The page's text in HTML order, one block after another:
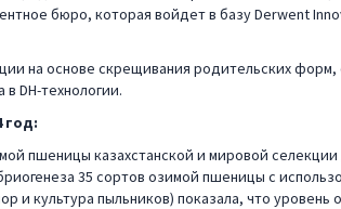
бюро, которая войдет в базу Derwent
на основе скрещивания родительских форм,
DH-технологии.
год:
пшеницы казахстанской и мировой
35 сортов озимой пшеницы с
и культура пыльников) показала, что уровень